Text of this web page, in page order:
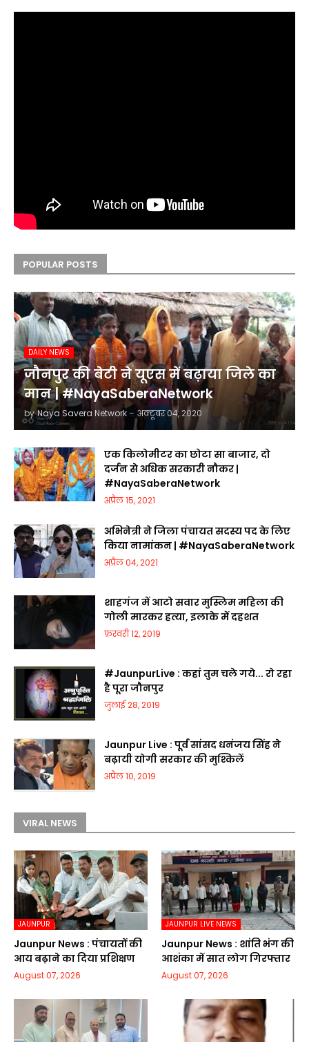
POPULAR POSTS
DAILY NEWS
जौनपुर की बेटी ने यूएस में बढ़ाया जिले का
मान | #NayaSaberaNetwork
by Naya Savera Network - अक्टूबर 04, 2020
एक किलोमीटर का छोटा सा बाजार, दो
दर्जन से अधिक सरकारी नौकर |
#NayaSaberaNetwork
अप्रैल 15, 2021
अभिनेत्री ने जिला पंचायत सदस्य पद के लिए
किया नामांकन | #NayaSaberaNetwork
अप्रैल 04, 2021
शाहगंज में आटो सवार मुस्लिम महिला की
गोली मारकर हत्या, इलाके में दहशत
फ़रवरी 12, 2019
#JaunpurLive : कहां तुम चले गये... रो रहा
है पूरा जौनपुर
जुलाई 28, 2019
Jaunpur Live : पूर्व सांसद धनंजय सिंह ने
बढ़ायी योगी सरकार की मुश्किलें
अप्रैल 10, 2019
VIRAL NEWS
JAUNPUR
Jaunpur News : पंचायतों की
आय बढ़ाने का दिया प्रशिक्षण
August 07, 2026
JAUNPUR LIVE NEWS
Jaunpur News : शांति भंग की
आशंका में सात लोग गिरफ्तार
August 07, 2026